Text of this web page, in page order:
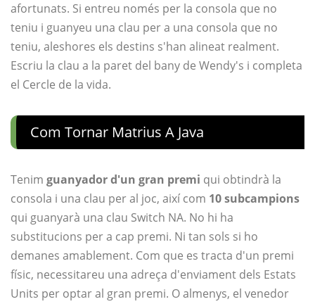
afortunats. Si entreu només per la consola que no
teniu i guanyeu una clau per a una consola que no
teniu, aleshores els destins s'han alineat realment.
Escriu la clau a la paret del bany de Wendy's i completa
el Cercle de la vida.
Com Tornar Matrius A Java
Tenim guanyador d'un gran premi qui obtindrà la
consola i una clau per al joc, així com 10 subcampions
qui guanyarà una clau Switch NA. No hi ha
substitucions per a cap premi. Ni tan sols si ho
demanes amablement. Com que es tracta d'un premi
físic, necessitareu una adreça d'enviament dels Estats
Units per optar al gran premi. O almenys, el venedor